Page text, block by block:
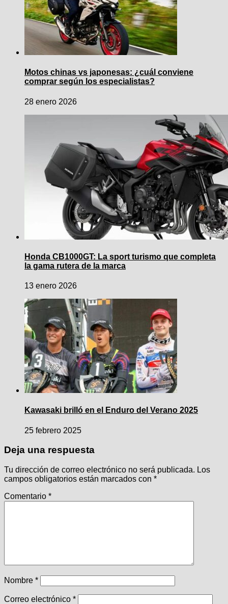
Motos chinas vs japonesas: ¿cuál conviene
comprar según los especialistas?
28 enero 2026
Honda CB1000GT: La sport turismo que completa
la gama rutera de la marca
13 enero 2026
Kawasaki brilló en el Enduro del Verano 2025
25 febrero 2025
Deja una respuesta
Tu dirección de correo electrónico no será publicada. Los
campos obligatorios están marcados con *
Comentario *
Nombre *
Correo electrónico *